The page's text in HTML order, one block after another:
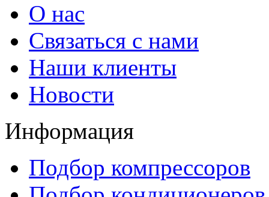
О нас
Связаться с нами
Наши клиенты
Новости
Информация
Подбор компрессоров